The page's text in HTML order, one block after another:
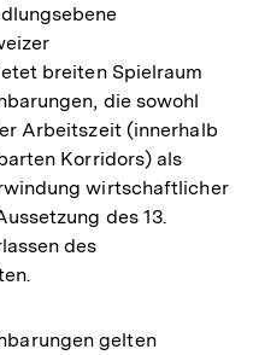
breiten Spielraum
die sowohl
Arbeitszeit (innerhalb
Korridors) als
wirtschaftlicher
des 13.
des
gelten